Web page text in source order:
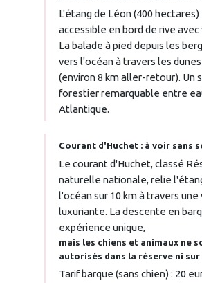
L'étang de Léon (400 hectares)
accessible en bord de rive
La balade à pied depuis les
vers l'océan à travers les
(environ 8 km aller-retour). Un
forestier remarquable entre
Atlantique.
Courant d'Huchet : à voir sans
Le courant d'Huchet, classé
naturelle nationale, relie
l'océan sur 10 km à travers
luxuriante. La descente en
expérience unique,
mais les chiens et animaux ne
autorisés dans la réserve ni sur
Tarif barque (sans chien) : 20